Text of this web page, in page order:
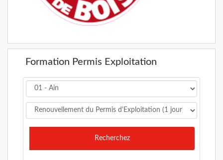
Formation Permis Exploitation
Recherchez